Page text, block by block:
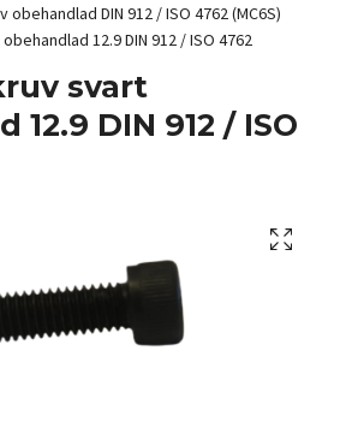
DIN 912 / ISO 4762 (MC6S)
12.9 DIN 912 / ISO 4762
svart
12.9 DIN 912 / ISO